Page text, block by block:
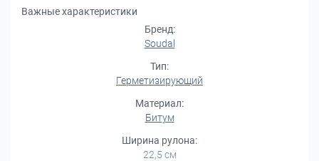
Важные характеристики
Бренд:
Soudal
Тип:
Герметизирующий
Материал:
Битум
Ширина рулона:
22,5 см